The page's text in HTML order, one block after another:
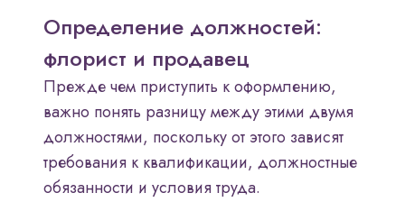
Определение должностей:
флорист и продавец
Прежде чем приступить к оформлению,
важно понять разницу между этими двумя
должностями, поскольку от этого зависят
требования к квалификации, должностные
обязанности и условия труда.